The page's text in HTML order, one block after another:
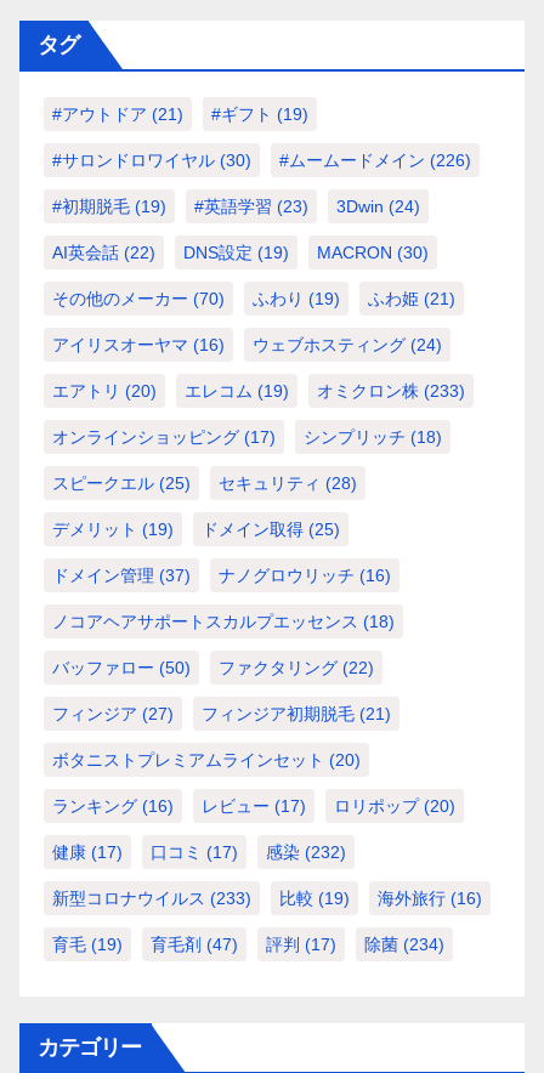
タグ
#アウトドア (21) #ギフト (19)
#サロンドロワイヤル (30) #ムームードメイン (226)
#初期脱毛 (19) #英語学習 (23) 3Dwin (24)
AI英会話 (22) DNS設定 (19) MACRON (30)
その他のメーカー (70) ふわり (19) ふわ姫 (21)
アイリスオーヤマ (16) ウェブホスティング (24)
エアトリ (20) エレコム (19) オミクロン株 (233)
オンラインショッピング (17) シンプリッチ (18)
スピークエル (25) セキュリティ (28)
デメリット (19) ドメイン取得 (25)
ドメイン管理 (37) ナノグロウリッチ (16)
ノコアヘアサポートスカルプエッセンス (18)
バッファロー (50) ファクタリング (22)
フィンジア (27) フィンジア初期脱毛 (21)
ボタニストプレミアムラインセット (20)
ランキング (16) レビュー (17) ロリポップ(20)
健康 (17) 口コミ (17) 感染 (232)
新型コロナウイルス (233) 比較 (19) 海外旅行 (16)
育毛 (19) 育毛剤 (47) 評判 (17) 除菌 (234)
カテゴリー